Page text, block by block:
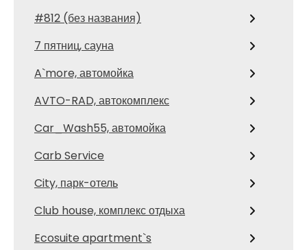
#812 (без названия)
7 пятниц, сауна
A`more, автомойка
AVTO-RAD, автокомплекс
Car_Wash55, автомойка
Carb Service
City, парк-отель
Club house, комплекс отдыха
Ecosuite apartment`s